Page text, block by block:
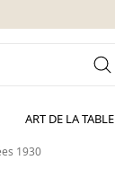
ART DE LA TABLE
1930